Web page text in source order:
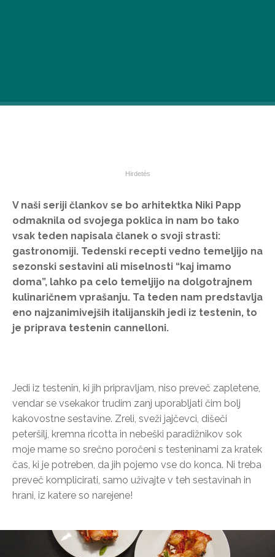
V naši seriji člankov se bo arhitektka Niki Papp
odmaknila od svojega poklica in nam bo tako
vsak teden napisala članek o svoji strasti:
gastronomiji. Tedenski recepti vedno temeljijo na
sezonski sestavini ali miselnosti “kaj imamo
doma”, lahko pa celo temeljijo na dolgotrajnem
kulinaričnem vprašanju. Ta teden nam predstavlja
eno najzanimivejših italijanskih jedi iz testenin, to
je priprava testenin cannelloni.
Jedi iz testenin, ki jih pripravljam, niso preveč zapletene,
vendar se vsekakor trudim zanj uporabljati čim bolj
kakovostne sestavine. Zreli, sveži jajčevci, dišeči
peteršilj, kremna ricotta in nebeški paradižnikov sok
moje mame so srečno poročeni s testeninami za kratek
čas, ki je potreben, da jih pojemo vse do konca. Ni treba
preveč komplicirati, samo uživajte v teh sestavinah in
hrani, iz katere so narejene!